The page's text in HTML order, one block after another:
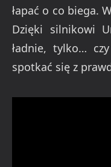
łapać o co biega.
Dzięki silnikowi
ładnie, tylko…
spotkać się z